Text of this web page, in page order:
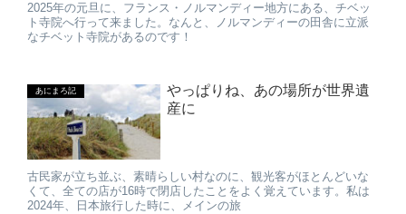
2025年の元旦に、フランス・ノルマンディー地方にある、チベッ
ト寺院へ行って来ました。なんと、ノルマンディーの田舎に立派
なチベット寺院があるのです！
あにまろ記
やっぱりね、あの場所が世界遺
産に
古民家が立ち並ぶ、素晴らしい村なのに、観光客がほとんどいな
くて、全ての店が16時で閉店したことをよく覚えています。私は
2024年、日本旅行した時に、メインの旅